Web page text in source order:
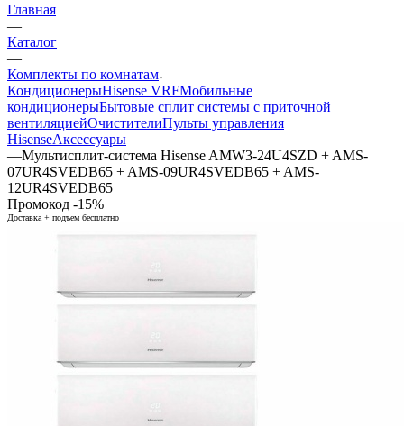
Главная
—
Каталог
—
Комплекты по комнатам
КондиционерыHisense VRFМобильные
кондиционерыБытовые сплит системы с приточной
вентиляциейОчистителиПульты управления
HisenseАксессуары
—Мультисплит-система Hisense AMW3-24U4SZD + AMS-
07UR4SVEDB65 + AMS-09UR4SVEDB65 + AMS-
12UR4SVEDB65
Промокод -15%
Доставка + подъем бесплатно